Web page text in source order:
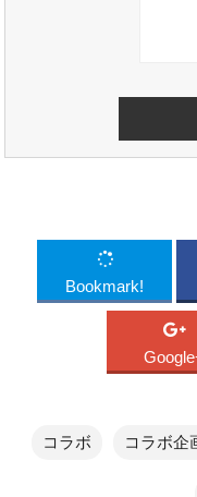
Bookmark!
コラボ コラボ企